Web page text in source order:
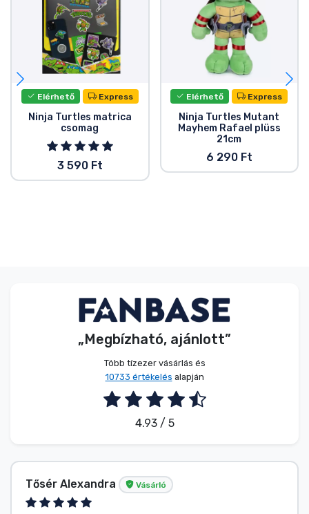
Elérhető Express
Ninja Turtles matrica
csomag
3 590 Ft
Elérhető Express
Ninja Turtles Mutant
Mayhem Rafael plüss
21cm
6 290 Ft
„Megbízható, ajánlott”
Több tízezer vásárlás és
10733 értékelés alapján
4.93 / 5
Tősér Alexandra Vásárló